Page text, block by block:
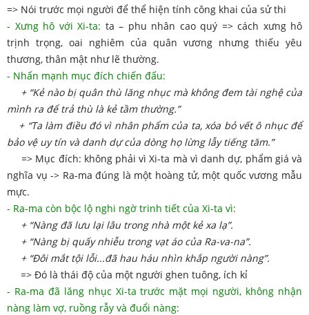
=> Nói trước mọi người để thể hiện tính công khai của sử thi
- Xưng hô với Xi-ta: ta – phu nhân cao quý => cách xưng hô
trịnh trọng, oai nghiêm của quân vương nhưng thiếu yêu
thương, thân mật như lẽ thường.
- Nhấn mạnh mục đích chiến đấu:
+ “Kẻ nào bị quân thù lăng nhục mà không đem tài nghệ của
mình ra để trả thù là kẻ tầm thường.”
+ “Ta làm điều đó vì nhân phẩm của ta, xóa bỏ vết ô nhục để
bảo vệ uy tín và danh dự của dòng họ lừng lẫy tiếng tăm.”
=> Mục đích: không phải vì Xi-ta mà vì danh dự, phẩm giá và
nghĩa vụ -> Ra-ma đúng là một hoàng tử, một quốc vương mẫu
mực.
- Ra-ma còn bộc lộ nghi ngờ trinh tiết của Xi-ta vì:
+ “Nàng đã lưu lại lâu trong nhà một kẻ xa lạ”.
+ “Nàng bị quấy nhiễu trong vạt áo của Ra-va-na”.
+ “Đôi mắt tội lỗi...đã hau háu nhìn khắp người nàng”.
=> Đó là thái độ của một người ghen tuông, ích kỉ
- Ra-ma đã lăng nhục Xi-ta trước mặt mọi người, không nhận
nàng làm vợ, ruồng rẫy và đuổi nàng: